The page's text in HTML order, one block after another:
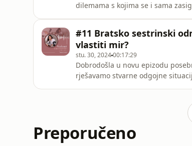
dilemama s kojima se i sama zasigurno
utjecaj Djed Božićnjak
#11 Bratsko sestrinski
vlastiti mir?
stu. 30, 202400:17:29
Dobrodošla u novu epizodu
rješavamo stvarne odgojne
Preporučeno